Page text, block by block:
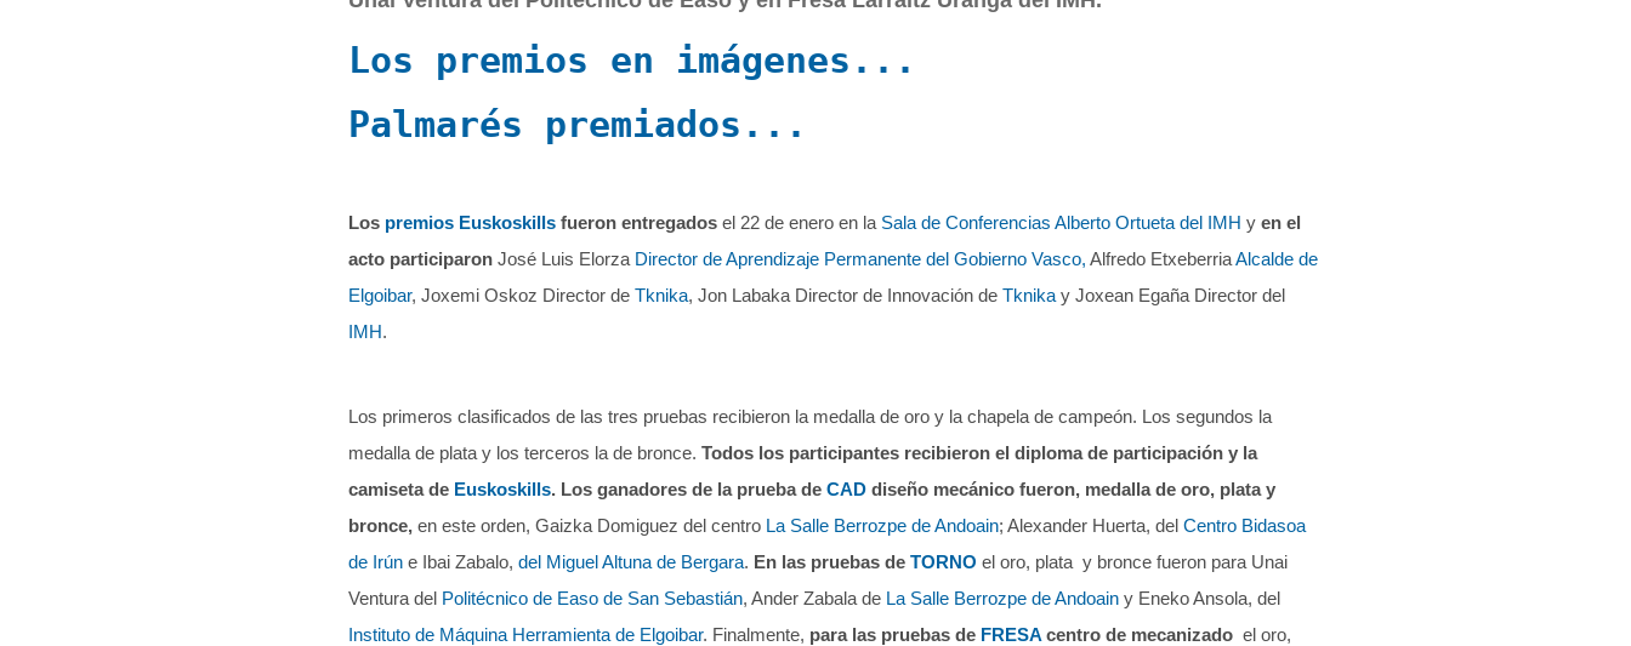
Los premios en imágenes...
Palmarés premiados...
Los premios Euskoskills fueron entregados el 22 de enero en la Sala de Conferencias Alberto Ortueta del IMH y en el
acto participaron José Luis Elorza Director de Aprendizaje Permanente del Gobierno Vasco, Alfredo EtxeberriaAlcalde de
Elgoibar, Joxemi Oskoz Director de Tknika, Jon Labaka Director de Innovación de Tknika y Joxean Egaña Director del
IMH.
Los primeros clasificados de las tres pruebas recibieron la medalla de oro y la chapela de campeón. Los segundos la
medalla de plata y los terceros la de bronce. Todos los participantes recibieron el diploma de participación y la
camiseta de Euskoskills. Los ganadores de la prueba de CAD diseño mecánico fueron, medalla de oro, plata y
bronce, en este orden, Gaizka Domiguez del centro La Salle Berrozpe de Andoain; Alexander Huerta, del Centro Bidasoa
de Irún e Ibai Zabalo, del Miguel Altuna de Bergara. En las pruebas de TORNO el oro, plata y bronce fueron para Unai
Ventura del Politécnico de Easo de San Sebastián, Ander Zabala de La Salle Berrozpe de Andoain y Eneko Ansola, del
Instituto de Máquina Herramienta de Elgoibar. Finalmente, para las pruebas de FRESA centro de mecanizado el oro,